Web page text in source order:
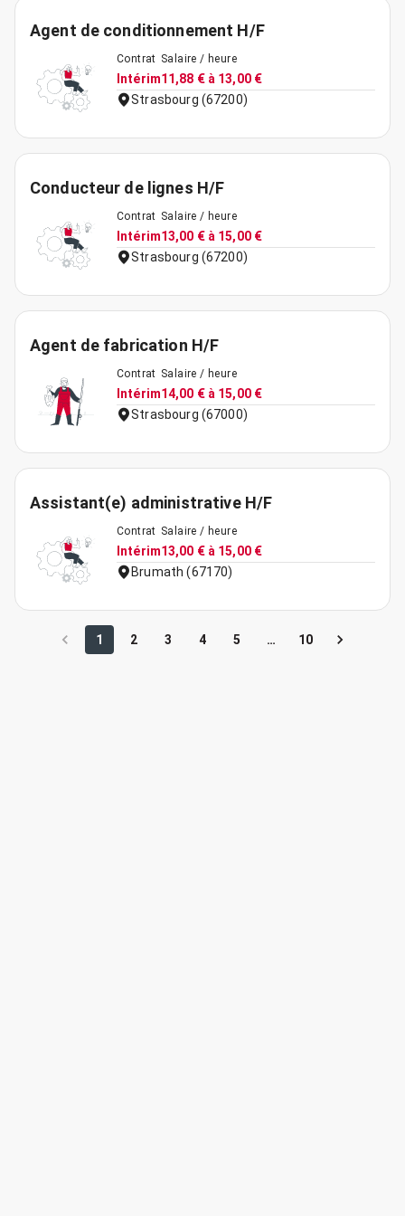
Agent de conditionnement H/F
Contrat
Intérim
Salaire / heure
11,88 € à 13,00 €
Strasbourg (67200)
Conducteur de lignes H/F
Contrat
Intérim
Salaire / heure
13,00 € à 15,00 €
Strasbourg (67200)
Agent de fabrication H/F
Contrat
Intérim
Salaire / heure
14,00 € à 15,00 €
Strasbourg (67000)
Assistant(e) administrative H/F
Contrat
Intérim
Salaire / heure
13,00 € à 15,00 €
Brumath (67170)
1 2 3 4 5 … 10